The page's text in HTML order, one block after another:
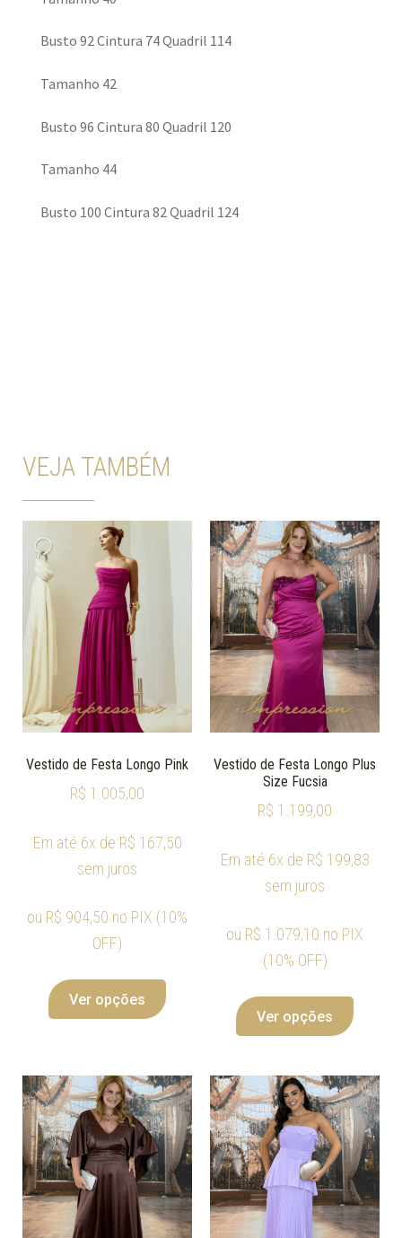
Busto 92 Cintura 74 Quadril 114
Tamanho 42
Busto 96 Cintura 80 Quadril 120
Tamanho 44
Busto 100 Cintura 82 Quadril 124
VEJA TAMBÉM
Vestido de Festa Longo Pink
R$ 1.005,00
Em até 6x de R$ 167,50
sem juros
ou R$ 904,50 no PIX (10%
OFF)
Ver opções
Vestido de Festa Longo Plus
Size Fucsia
R$ 1.199,00
Em até 6x de R$ 199,83
sem juros
ou R$ 1.079,10 no PIX
(10% OFF)
Ver opções